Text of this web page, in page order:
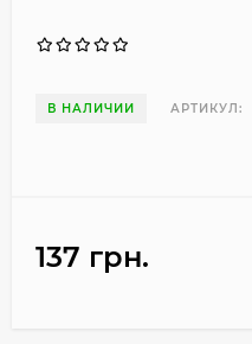
В НАЛИЧИИ АРТИКУЛ:
137 грн.